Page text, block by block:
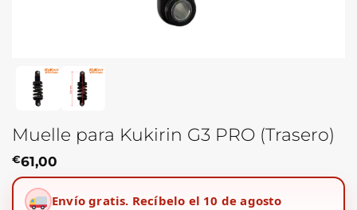
Muelle para Kukirin G3 PRO (Trasero)
€61,00
Envío gratis. Recíbelo el 10 de agosto